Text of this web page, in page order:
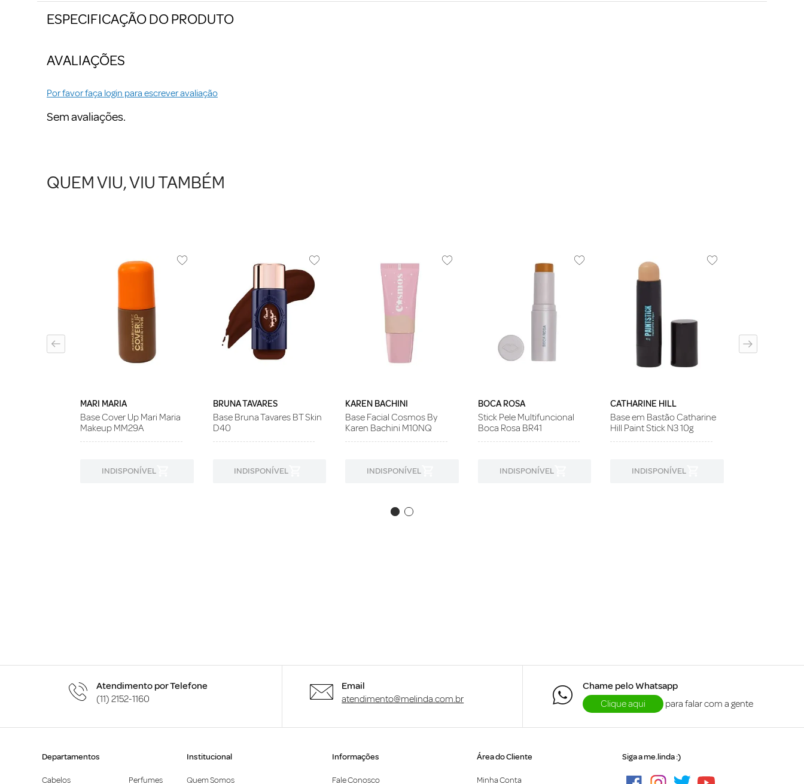
ESPECIFICAÇÃO DO PRODUTO
AVALIAÇÕES
Por favor faça login para escrever avaliação
Sem avaliações.
QUEM VIU, VIU TAMBÉM
FPS15 200
MARI MARIA
Base Cover Up Mari Maria
Makeup MM29A
INDISPONÍVEL
BRUNA TAVARES
Base Bruna Tavares BT Skin
D40
INDISPONÍVEL
KAREN BACHINI
Base Facial Cosmos By
Karen Bachini M10NQ
INDISPONÍVEL
BOCA ROSA
Stick Pele Multifuncional
Boca Rosa BR41
INDISPONÍVEL
CATHARINE HILL
Base em Bastão Catharine
Hill Paint Stick N3 10g
INDISPONÍVEL
Atendimento por Telefone
(11) 2152-1160
Email
atendimento@melinda.com.br
Chame pelo Whatsapp
Clique aqui
para falar com a gente
Departamentos
Cabelos Perfumes
Institucional
Quem Somos
Informações
Fale Conosco
Área do Cliente
Minha Conta
Siga a me.linda :)